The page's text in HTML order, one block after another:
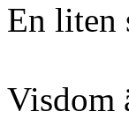
En liten
Visdom